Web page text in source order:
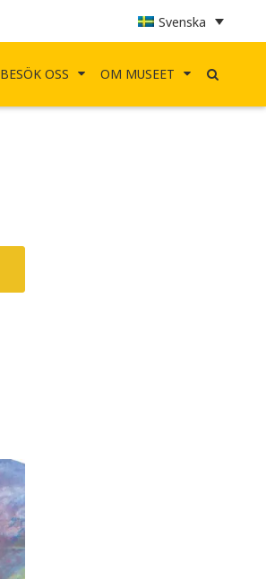
Svenska
BESÖK OSS OM MUSEET